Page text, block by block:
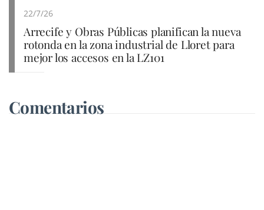
22/7/26
Arrecife y Obras Públicas planifican la nueva
rotonda en la zona industrial de Lloret para
mejor los accesos en la LZ101
Comentarios